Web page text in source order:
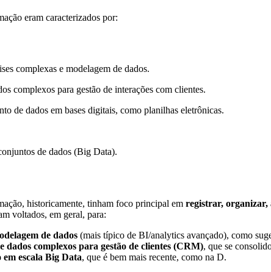
eram caracterizados por:
complexas e modelagem de dados.
complexos para gestão de interações com clientes.
de dados em bases digitais, como planilhas eletrônicas.
de dados (Big Data).
historicamente, tinham foco principal em registrar, organizar,
voltados, em geral, para:
de dados (mais típico de BI/analytics avançado), como
dados complexos para gestão de clientes (CRM), que se
em escala Big Data, que é bem mais recente, como na D.